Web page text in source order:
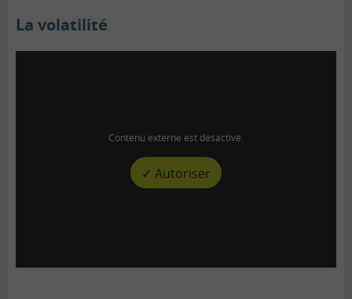
La volatilité
Contenu externe est désactivé.
✓ Autoriser